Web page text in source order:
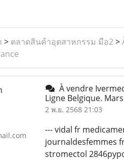
> ตลาดสินค้าอุตสาหกรรม มือ2>
À vendre
Ligne Belgique.
2 พ.ย. 2568 21:03
--- vidal fr
journaldesfemmes
stromectol